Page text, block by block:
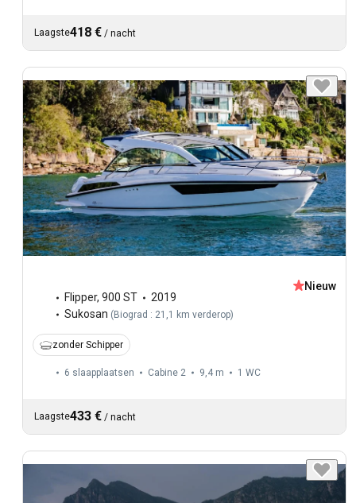
Laagste418 € / nacht
Flipper, 900 ST
2019
Sukosan ( Biograd : 21,1 km verderop)
Nieuw
zonder Schipper
6 slaapplaatsen Cabine 2 9,4 m 1 WC
Laagste433 € / nacht